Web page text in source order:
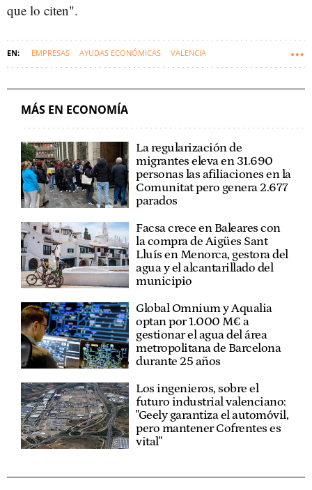
que lo citen".
EMPRESAS AYUDAS ECONÓMICAS VALENCIA
MÁS EN ECONOMÍA
La regularización de
migrantes eleva en 31.690
personas las afiliaciones en la
Comunitat pero genera 2.677
parados
Facsa crece en Baleares con
la compra de Aigües Sant
Lluís en Menorca, gestora del
agua y el alcantarillado del
municipio
Global Omnium y Aqualia
optan por 1.000 M€ a
gestionar el agua del área
metropolitana de Barcelona
durante 25 años
Los ingenieros, sobre el
futuro industrial valenciano:
"Geely garantiza el automóvil,
pero mantener Cofrentes es
vital"